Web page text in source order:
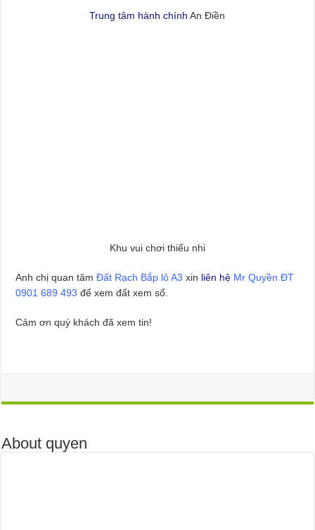
Trung tâm hành chính An Điền
Khu vui chơi thiếu nhi
Anh chị quan tâmĐất Rạch Bắp lô A3 xin liên hệ Mr Quyền ĐT
0901 689 493 để xem đất xem sổ.
Cảm ơn quý khách đã xem tin!
About quyen